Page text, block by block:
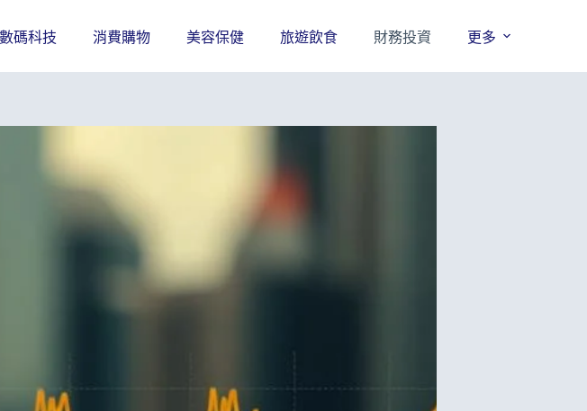
數碼科技 消費購物 美容保健 旅遊飲食 財務投資 更多